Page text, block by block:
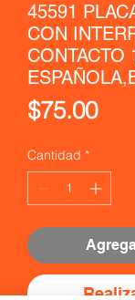
45591
CON
CONTACTO
$75.00
Cantidad *